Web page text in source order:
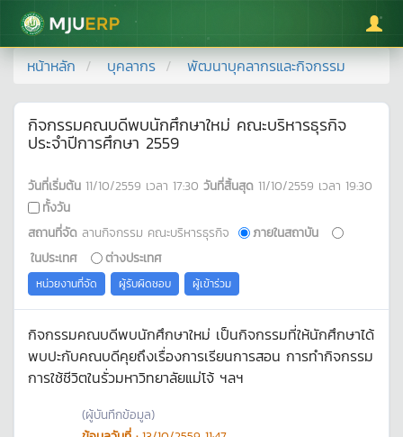
มหาวิทยาลัยแม่โจ้
หน้าหลัก บุคลากร พัฒนาบุคลากรและกิจกรรม
กิจกรรมคณบดีพบนักศึกษาใหม่ คณะบริหารธุรกิจ
ประจำปีการศึกษา 2559
วันที่เริ่มต้น 11/10/2559 เวลา 17:30 วันที่สิ้นสุด 11/10/2559 เวลา 19:30
ทั้งวัน
สถานที่จัด ลานกิจกรรม คณะบริหารธุรกิจ
ภายในสถาบัน
ในประเทศ
ต่างประเทศ
หน่วยงานที่จัด ผู้รับผิดชอบ ผู้เข้าร่วม
กิจกรรมคณบดีพบนักศึกษาใหม่ เป็นกิจกรรมที่ให้นักศึกษาได้
พบปะกับคณบดีคุยถึงเรื่องการเรียนการสอน การทำกิจกรรม
การใช้ชีวิตในรั่วมหาวิทยาลัยแม่โจ้ ฯลฯ
(ผู้บันทึกข้อมูล)